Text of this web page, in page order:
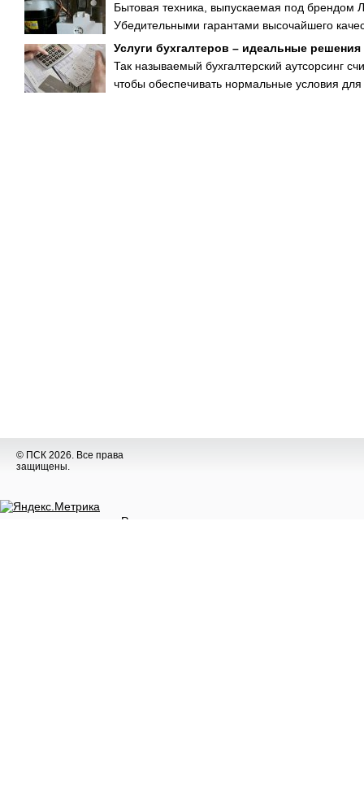
Бытовая техника, выпускаемая под брендом
Убедительными гарантами высочайшего
Услуги бухгалтеров – идеальные
Так называемый бухгалтерский аутсорсинг
чтобы обеспечивать нормальные условия
© ПСК 2026. Все права
защищены.
Разное